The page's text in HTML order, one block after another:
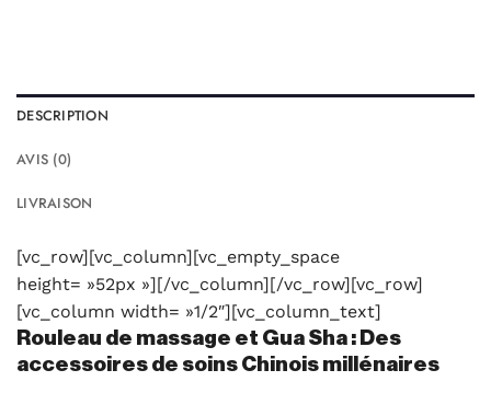
DESCRIPTION
AVIS (0)
LIVRAISON
[vc_row][vc_column][vc_empty_space
height= »52px »][/vc_column][/vc_row][vc_row]
[vc_column width= »1/2″][vc_column_text]
Rouleau de massage et Gua Sha : Des
accessoires de soins Chinois millénaires